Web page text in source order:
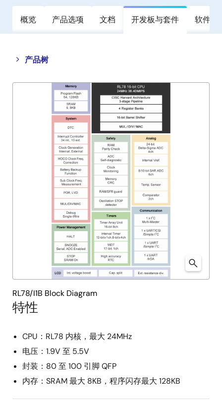
概览 产品选项 文档 开发板与套件 软件与
产品树
Close
tree
Open
tree
特性
CPU：RL78 内核，最大 24MHz
电压：1.9V 至 5.5V
封装：80 至 100 引脚 QFP
内存：SRAM 最大 8KB，程序闪存最大 128KB
RL78/I1B Block Diagram